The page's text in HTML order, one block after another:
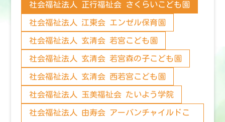
社会福祉法人 正行福祉会 さくらいこども園
社会福祉法人 江東会 エンゼル保育園
社会福祉法人 玄清会 若宮こども園
社会福祉法人 玄清会 若宮森の子こども園
社会福祉法人 玄清会 西若宮こども園
社会福祉法人 玉美福祉会 たいよう学院
社会福祉法人 由寿会 アーバンチャイルドこ